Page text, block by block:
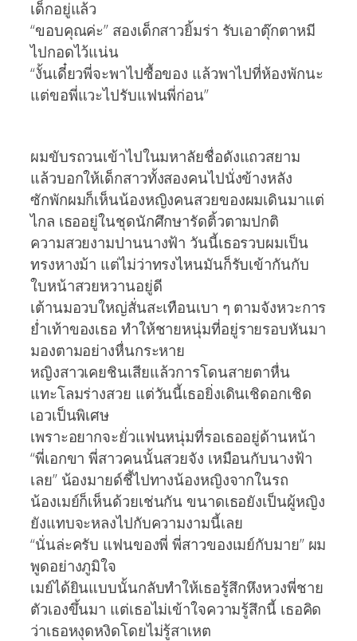
เด็กอยู่แล้ว
“ขอบคุณค่ะ” สองเด็กสาวยิ้มร่า รับเอาตุ๊กตาหมี
ไปกอดไว้แน่น
“งั้นเดี๋ยวพี่จะพาไปซื้อของ แล้วพาไปที่ห้องพักนะ
แต่ขอพี่แวะไปรับแฟนพี่ก่อน”
ผมขับรถวนเข้าไปในมหาลัยชื่อดังแถวสยาม
แล้วบอกให้เด็กสาวทั้งสองคนไปนั่งข้างหลัง
ซักพักผมก็เห็นน้องหญิงคนสวยของผมเดินมาแต่
ไกล เธออยู่ในชุดนักศึกษารัดติ้วตามปกติ
ความสวยงามปานนางฟ้า วันนี้เธอรวบผมเป็น
ทรงหางม้า แต่ไม่ว่าทรงไหนมันก็รับเข้ากันกับ
ใบหน้าสวยหวานอยู่ดี
เต้านมอวบใหญ่สั่นสะเทือนเบา ๆ ตามจังหวะการ
ย่ำเท้าของเธอ ทำให้ชายหนุ่มที่อยู่รายรอบหันมา
มองตามอย่างหื่นกระหาย
หญิงสาวเคยชินเสียแล้วการโดนสายตาหื่น
แทะโลมร่างสวย แต่วันนี้เธอยิ่งเดินเชิดอกเชิด
เอวเป็นพิเศษ
เพราะอยากจะยั่วแฟนหนุ่มที่รอเธออยู่ด้านหน้า
“พี่เอกขา พี่สาวคนนั้นสวยจัง เหมือนกับนางฟ้า
เลย” น้องมายด์ชี้ไปทางน้องหญิงจากในรถ
น้องเมย์ก็เห็นด้วยเช่นกัน ขนาดเธอยังเป็นผู้หญิง
ยังแทบจะหลงไปกับความงามนี้เลย
“นั่นล่ะครับ แฟนของพี่ พี่สาวของเมย์กับมาย” ผม
พูดอย่างภูมิใจ
เมย์ได้ยินแบบนั้นกลับทำให้เธอรู้สึกหึงหวงพี่ชาย
ตัวเองขึ้นมา แต่เธอไม่เข้าใจความรู้สึกนี้ เธอคิด
ว่าเธอหงุดหงิดโดยไม่รู้สาเหต